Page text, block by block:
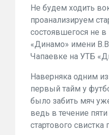
Не будем ходить
проанализируем
состоявшегося не
«Динамо» имени
Чапаевке на УТБ
Наверняка одним
первый тайм у
было забить мяч
ведь в течение
стартового свистка